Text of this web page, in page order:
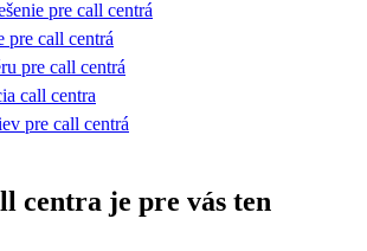
pre call centrá
pre call centrá
pre call centrá
call centra
pre call centrá
centra je pre vás ten